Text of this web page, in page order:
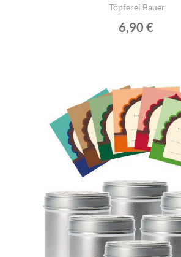
Töpferei Bauer
6,90 €